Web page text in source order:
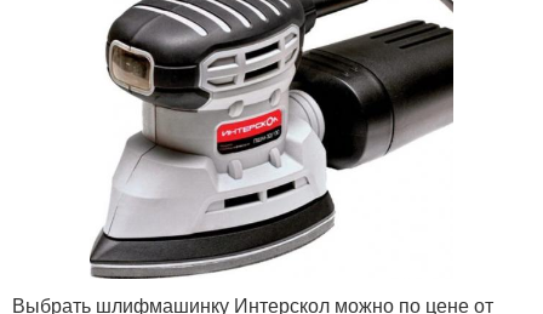
Выбрать шлифмашинку Интерскол можно по цене от